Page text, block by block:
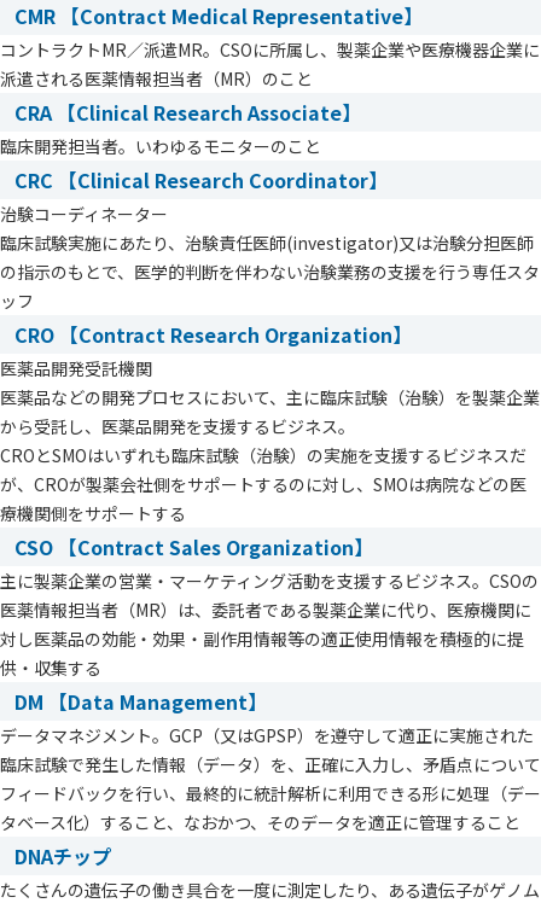
CMR 【Contract Medical Representative】
コントラクトMR／派遣MR。CSOに所属し、製薬企業や医療機器企業に
派遣される医薬情報担当者（MR）のこと
CRA 【Clinical Research Associate】
臨床開発担当者。いわゆるモニターのこと
CRC 【Clinical Research Coordinator】
治験コーディネーター
臨床試験実施にあたり、治験責任医師(investigator)又は治験分担医師
の指示のもとで、医学的判断を伴わない治験業務の支援を行う専任スタ
ッフ
CRO 【Contract Research Organization】
医薬品開発受託機関
医薬品などの開発プロセスにおいて、主に臨床試験（治験）を製薬企業
から受託し、医薬品開発を支援するビジネス。
CROとSMOはいずれも臨床試験（治験）の実施を支援するビジネスだ
が、CROが製薬会社側をサポートするのに対し、SMOは病院などの医
療機関側をサポートする
CSO 【Contract Sales Organization】
主に製薬企業の営業・マーケティング活動を支援するビジネス。CSOの
医薬情報担当者（MR）は、委託者である製薬企業に代り、医療機関に
対し医薬品の効能・効果・副作用情報等の適正使用情報を積極的に提
供・収集する
DM 【Data Management】
データマネジメント。GCP（又はGPSP）を遵守して適正に実施された
臨床試験で発生した情報（データ）を、正確に入力し、矛盾点について
フィードバックを行い、最終的に統計解析に利用できる形に処理（デー
タベース化）すること、なおかつ、そのデータを適正に管理すること
DNAチップ
たくさんの遺伝子の働き具合を一度に測定したり、ある遺伝子がゲノム